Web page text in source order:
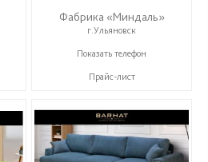
Фабрика «Миндаль»
г.Ульяновск
+7 (927) 630-62-82
Показать телефон
Прайс-лист